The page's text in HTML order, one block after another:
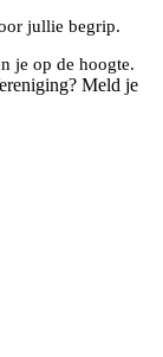
jullie begrip.
je op de hoogte.
Meld je